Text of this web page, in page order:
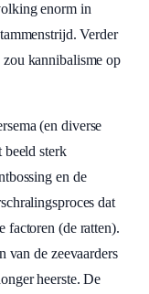
enorm in
Verder
kannibalisme op
(en diverse
beeld sterk
en de
dat
factoren (de ratten).
van de zeevaarders
heerste. De